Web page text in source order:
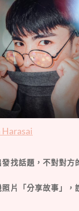
找話題，不對對方
片「分享故事」，